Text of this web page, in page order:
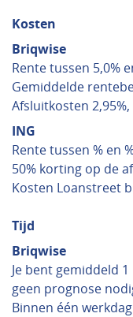
Kosten
Briqwise
Rente tussen 5,0%
Gemiddelde
Afsluitkosten
ING
Rente tussen % en
50% korting op de
Kosten Loanstreet
Tijd
Briqwise
Je bent gemiddeld
geen prognose
Binnen één